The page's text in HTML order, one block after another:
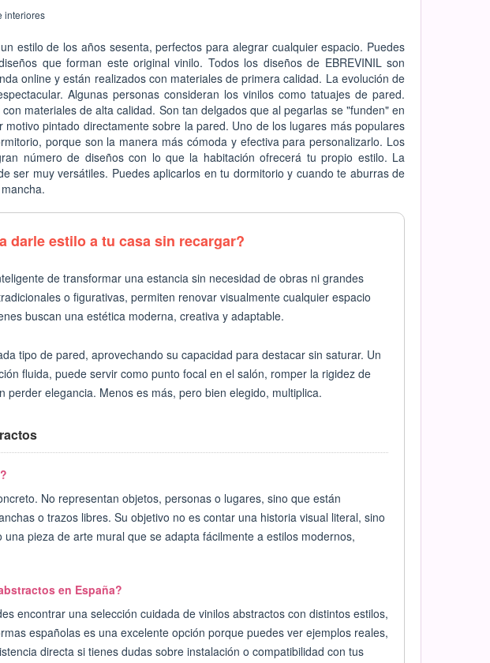
interiores
estilo de los años sesenta, perfectos para alegrar cualquier espacio. Puedes
que forman este original vinilo. Todos los diseños de EBREVINIL son
online y están realizados con materiales de primera calidad. La evolución de
Algunas personas consideran los vinilos como tatuajes de pared.
materiales de alta calidad. Son tan delgados que al pegarlas se "funden" en
pintado directamente sobre la pared. Uno de los lugares más populares
porque son la manera más cómoda y efectiva para personalizarlo. Los
número de diseños con lo que la habitación ofrecerá tu propio estilo. La
ser muy versátiles. Puedes aplicarlos en tu dormitorio y cuando te aburras de
darle estilo a tu casa sin recargar?
de transformar una estancia sin necesidad de obras ni grandes
o figurativas, permiten renovar visualmente cualquier espacio
buscan una estética moderna, creativa y adaptable.
tipo de pared, aprovechando su capacidad para destacar sin saturar. Un
fluida, puede servir como punto focal en el salón, romper la rigidez de
perder elegancia. Menos es más, pero bien elegido, multiplica.
No representan objetos, personas o lugares, sino que están
o trazos libres. Su objetivo no es contar una historia visual literal, sino
pieza de arte mural que se adapta fácilmente a estilos modernos,
en España?
encontrar una selección cuidada de vinilos abstractos con distintos estilos,
españolas es una excelente opción porque puedes ver ejemplos reales,
directa si tienes dudas sobre instalación o compatibilidad con tus